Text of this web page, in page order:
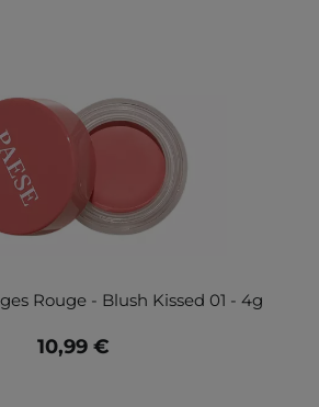
Rouge - Blush Kissed 01 - 4g
10,99 €